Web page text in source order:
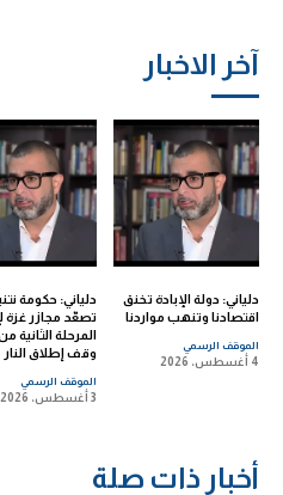
آخر الاخبار
دلياني: دولة الإبادة تخنق
اقتصادنا وتنهب مواردنا
الموقف الرسمي
4 أغسطس، 2026
دلياني: حكومة
تصعّد مجازر غزة
المرحلة الثانية
وقف إطلاق النار
الموقف الرسمي
3 أغسطس، 2026
أخبار ذات صلة